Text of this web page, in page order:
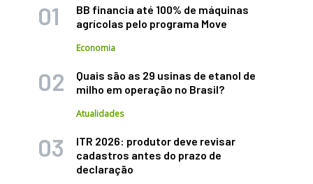
BB financia até 100% de máquinas
agrícolas pelo programa Move
Economia
Quais são as 29 usinas de etanol de
milho em operação no Brasil?
Atualidades
ITR 2026: produtor deve revisar
cadastros antes do prazo de
declaração